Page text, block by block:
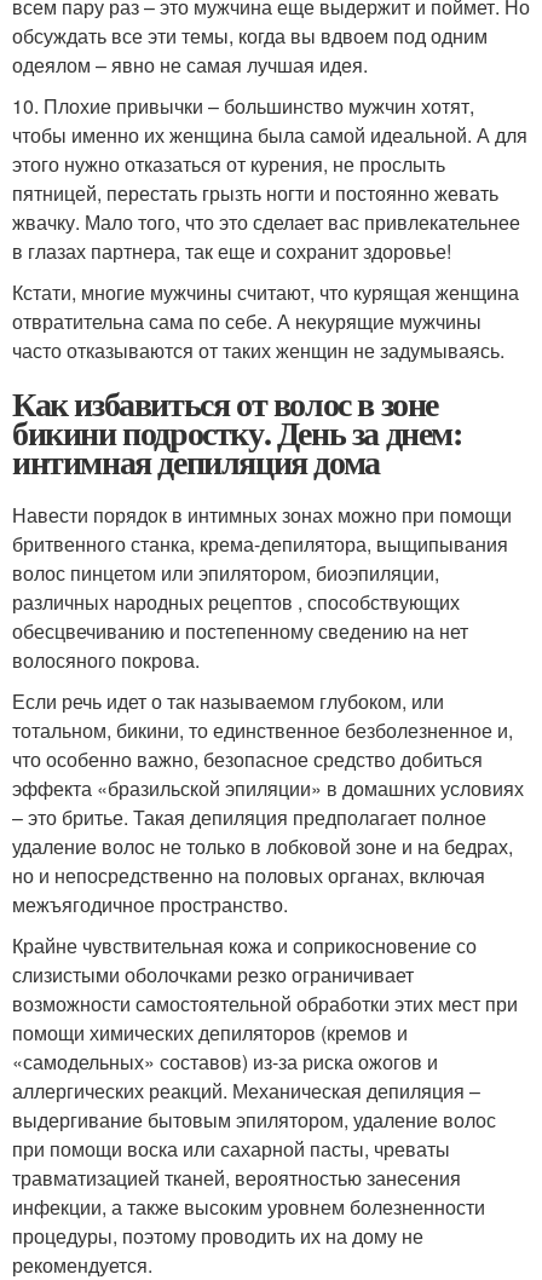
всем пару раз – это мужчина еще выдержит и поймет. Но
обсуждать все эти темы, когда вы вдвоем под одним
одеялом – явно не самая лучшая идея.
10. Плохие привычки – большинство мужчин хотят,
чтобы именно их женщина была самой идеальной. А для
этого нужно отказаться от курения, не прослыть
пятницей, перестать грызть ногти и постоянно жевать
жвачку. Мало того, что это сделает вас привлекательнее
в глазах партнера, так еще и сохранит здоровье!
Кстати, многие мужчины считают, что курящая женщина
отвратительна сама по себе. А некурящие мужчины
часто отказываются от таких женщин не задумываясь.
Как избавиться от волос в зоне
бикини подростку. День за днем:
интимная депиляция дома
Навести порядок в интимных зонах можно при помощи
бритвенного станка, крема-депилятора, выщипывания
волос пинцетом или эпилятором, биоэпиляции,
различных народных рецептов , способствующих
обесцвечиванию и постепенному сведению на нет
волосяного покрова.
Если речь идет о так называемом глубоком, или
тотальном, бикини, то единственное безболезненное и,
что особенно важно, безопасное средство добиться
эффекта «бразильской эпиляции» в домашних условиях
– это бритье. Такая депиляция предполагает полное
удаление волос не только в лобковой зоне и на бедрах,
но и непосредственно на половых органах, включая
межъягодичное пространство.
Крайне чувствительная кожа и соприкосновение со
слизистыми оболочками резко ограничивает
возможности самостоятельной обработки этих мест при
помощи химических депиляторов (кремов и
«самодельных» составов) из-за риска ожогов и
аллергических реакций. Механическая депиляция –
выдергивание бытовым эпилятором, удаление волос
при помощи воска или сахарной пасты, чреваты
травматизацией тканей, вероятностью занесения
инфекции, а также высоким уровнем болезненности
процедуры, поэтому проводить их на дому не
рекомендуется.